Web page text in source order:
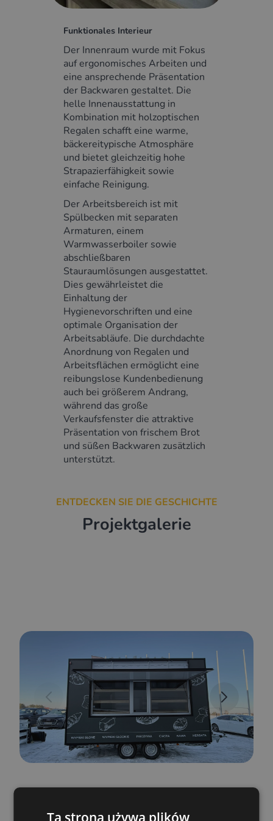
Funktionales Interieur
Der Innenraum wurde mit Fokus
auf ergonomisches Arbeiten und
eine ansprechende Präsentation
der Backwaren gestaltet. Die
helle Innenausstattung in
Kombination mit holzoptischen
Regalen schafft eine warme,
bäckereitypische Atmosphäre
und bietet gleichzeitig hohe
Strapazierfähigkeit sowie
einfache Reinigung.
Der Arbeitsbereich ist mit
Spülbecken mit separaten
Armaturen, einem
Warmwasserboiler sowie
abschließbaren
Stauraumlösungen ausgestattet.
Dies gewährleistet die
Einhaltung der
Hygienevorschriften und eine
optimale Organisation der
Arbeitsabläufe. Die durchdachte
Anordnung von Regalen und
Arbeitsflächen ermöglicht eine
reibungslose Kundenbedienung
auch bei größerem Andrang,
während das große
Verkaufsfenster die attraktive
Präsentation von frischem Brot
und süßen Backwaren zusätzlich
unterstützt.
ENTDECKEN SIE DIE GESCHICHTE
Projektgalerie
Ta strona używa plików